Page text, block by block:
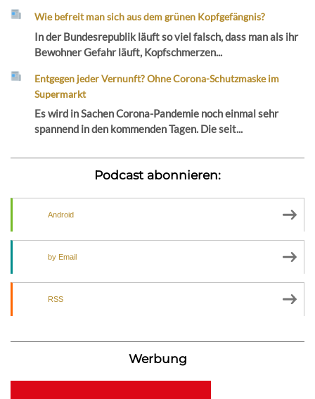
Wie befreit man sich aus dem grünen Kopfgefängnis?
In der Bundesrepublik läuft so viel falsch, dass man als ihr
Bewohner Gefahr läuft, Kopfschmerzen...
Entgegen jeder Vernunft? Ohne Corona-Schutzmaske im
Supermarkt
Es wird in Sachen Corona-Pandemie noch einmal sehr
spannend in den kommenden Tagen. Die seit...
Podcast abonnieren:
Android
by Email
RSS
Werbung